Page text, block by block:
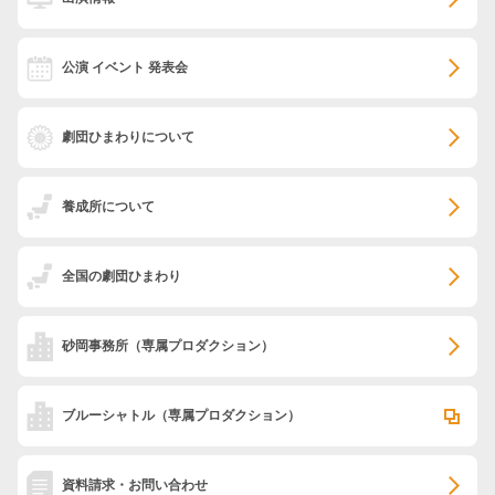
公演 イベント 発表会
劇団ひまわりについて
養成所について
全国の劇団ひまわり
砂岡事務所 （専属プロダクション）
ブルーシャトル（専属プロダクション）
資料請求・お問い合わせ